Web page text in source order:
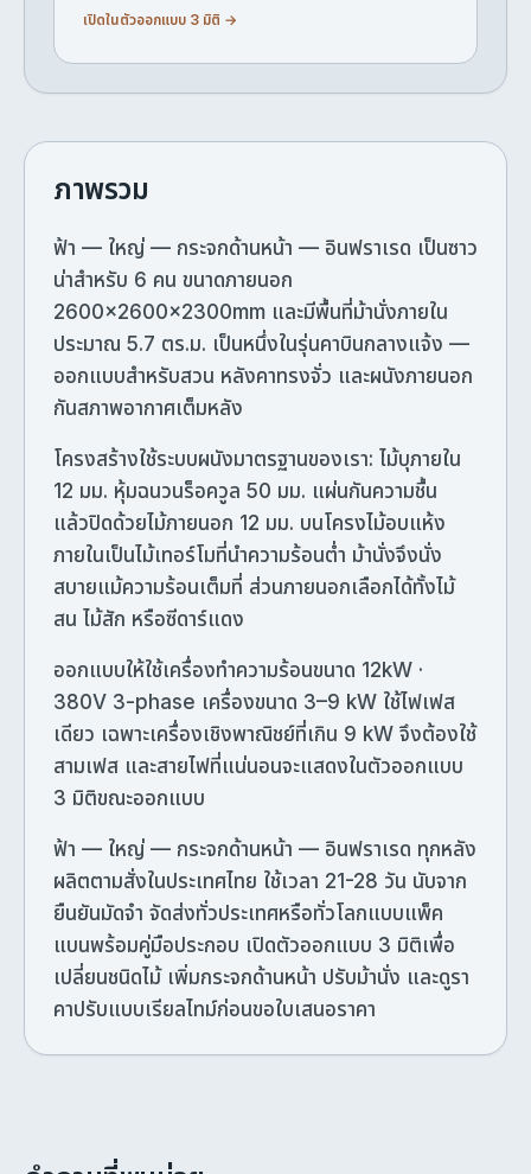
เปิดในตัวออกแบบ 3 มิติ →
ภาพรวม
ฟ้า — ใหญ่ — กระจกด้านหน้า — อินฟราเรด เป็นซาว
น่าสำหรับ 6 คน ขนาดภายนอก
2600×2600×2300mm และมีพื้นที่ม้านั่งภายใน
ประมาณ 5.7 ตร.ม. เป็นหนึ่งในรุ่นคาบินกลางแจ้ง —
ออกแบบสำหรับสวน หลังคาทรงจั่ว และผนังภายนอก
กันสภาพอากาศเต็มหลัง
โครงสร้างใช้ระบบผนังมาตรฐานของเรา: ไม้บุภายใน
12 มม. หุ้มฉนวนร็อควูล 50 มม. แผ่นกันความชื้น
แล้วปิดด้วยไม้ภายนอก 12 มม. บนโครงไม้อบแห้ง
ภายในเป็นไม้เทอร์โมที่นำความร้อนต่ำ ม้านั่งจึงนั่ง
สบายแม้ความร้อนเต็มที่ ส่วนภายนอกเลือกได้ทั้งไม้
สน ไม้สัก หรือซีดาร์แดง
ออกแบบให้ใช้เครื่องทำความร้อนขนาด 12kW ·
380V 3-phase เครื่องขนาด 3–9 kW ใช้ไฟเฟส
เดียว เฉพาะเครื่องเชิงพาณิชย์ที่เกิน 9 kW จึงต้องใช้
สามเฟส และสายไฟที่แน่นอนจะแสดงในตัวออกแบบ
3 มิติขณะออกแบบ
ฟ้า — ใหญ่ — กระจกด้านหน้า — อินฟราเรด ทุกหลัง
ผลิตตามสั่งในประเทศไทย ใช้เวลา 21-28 วัน นับจาก
ยืนยันมัดจำ จัดส่งทั่วประเทศหรือทั่วโลกแบบแพ็ค
แบนพร้อมคู่มือประกอบ เปิดตัวออกแบบ 3 มิติเพื่อ
เปลี่ยนชนิดไม้ เพิ่มกระจกด้านหน้า ปรับม้านั่ง และดูรา
คาปรับแบบเรียลไทม์ก่อนขอใบเสนอราคา